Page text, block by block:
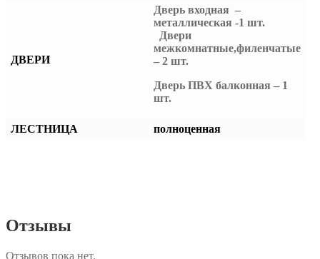
ДВЕРИ
Дверь входная –
металлическая -1 шт.
Двери
межкомнатные,филенчатые
– 2 шт.
Дверь ПВХ балконная – 1
шт.
ЛЕСТНИЦА полноценная
Отзывы
Отзывов пока нет.